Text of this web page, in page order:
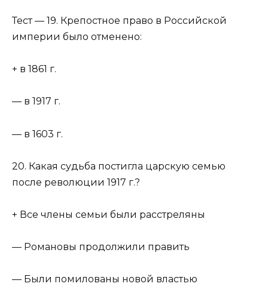
Тест — 19. Крепостное право в Российской
империи было отменено:
+ в 1861 г.
— в 1917 г.
— в 1603 г.
20. Какая судьба постигла царскую семью
после революции 1917 г.?
+ Все члены семьи были расстреляны
— Романовы продолжили править
— Были помилованы новой властью